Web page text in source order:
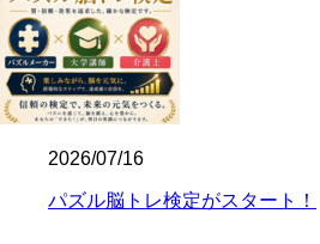
2026/07/16
パズル脳トレ検定がスタート！